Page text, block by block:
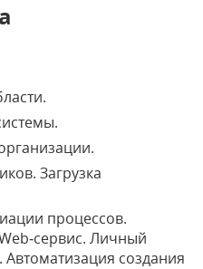
Загрузка
процессов.
Личный
Автоматизация создания